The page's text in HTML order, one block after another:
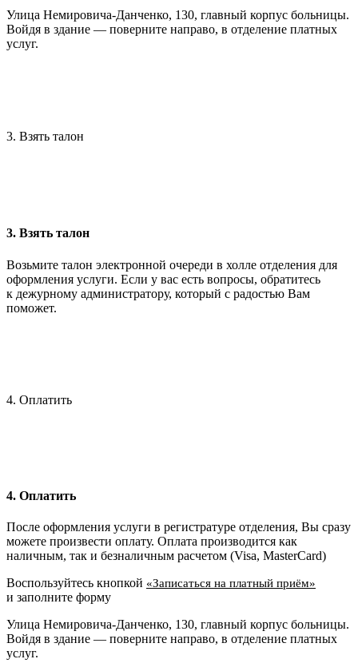
Улица Немировича-Данченко, 130, главный корпус больницы.
Войдя в здание — поверните направо, в отделение платных
услуг.
3. Взять талон
3. Взять талон
Возьмите талон электронной очереди в холле отделения для
оформления услуги. Если у вас есть вопросы, обратитесь
к дежурному администратору, который с радостью Вам
поможет.
4. Оплатить
4. Оплатить
После оформления услуги в регистратуре отделения, Вы сразу
можете произвести оплату. Оплата производится как
наличным, так и безналичным расчетом (Visa, MasterCard)
Воспользуйтесь кнопкой «Записаться на платный приём»
и заполните форму
Улица Немировича-Данченко, 130, главный корпус больницы.
Войдя в здание — поверните направо, в отделение платных
услуг.